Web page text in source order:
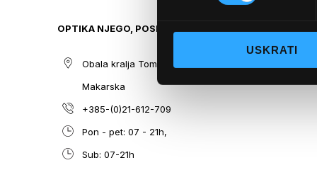
USKRATI
OPTIKA NJEGO, POSLOVNICA 2
Obala kralja Tomislava 14, 21300
Makarska
+385-(0)21-612-709
Pon - pet: 07 - 21h,
Sub: 07-21h